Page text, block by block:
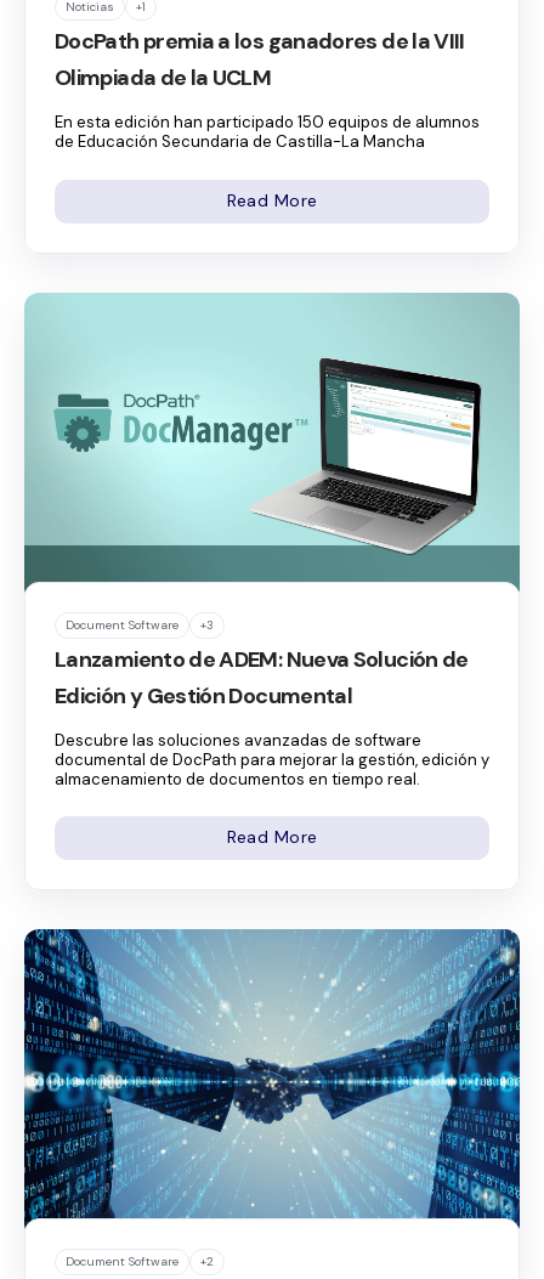
Noticias +1
DocPath premia a los ganadores de la VIII
Olimpiada de la UCLM
En esta edición han participado 150 equipos de alumnos
de Educación Secundaria de Castilla-La Mancha
Read More
Document Software +3
Lanzamiento de ADEM: Nueva Solución de
Edición y Gestión Documental
Descubre las soluciones avanzadas de software
documental de DocPath para mejorar la gestión, edición y
almacenamiento de documentos en tiempo real.
Read More
Document Software +2